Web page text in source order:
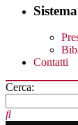
Contatti
Cerca: